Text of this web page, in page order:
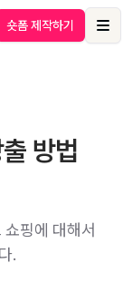
숏폼 제작하기
방법
핑에 대해서
.